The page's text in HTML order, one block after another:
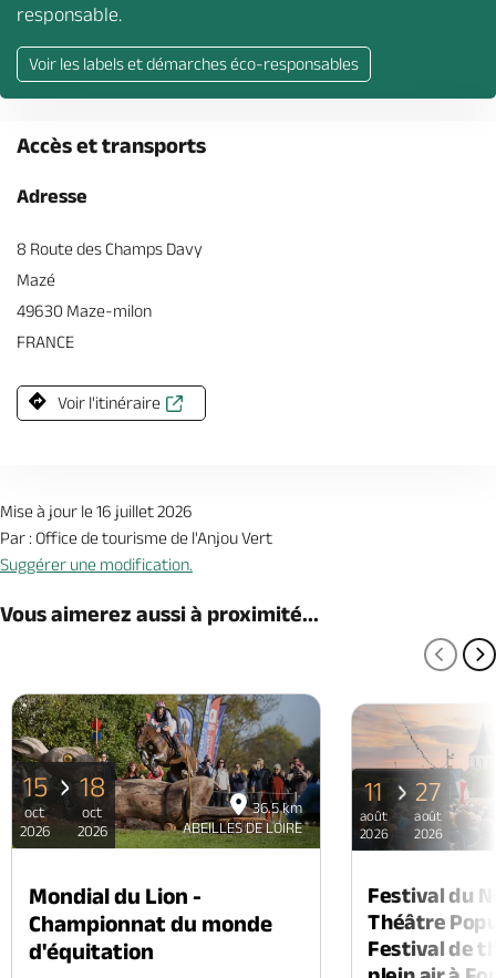
responsable.
Voir les labels et démarches éco-responsables
Accès et transports
Adresse
8 Route des Champs Davy
Mazé
49630 Maze-milon
FRANCE
Voir l'itinéraire
Mise à jour le 16 juillet 2026
Par : Office de tourisme de l'Anjou Vert
Suggérer une modification.
Vous aimerez aussi à proximité...
36.5 km
ABEILLES DE LOIRE
15
oct
2026
18
oct
2026
Mondial du Lion -
Championnat du monde
d'équitation
11
août
2026
27
août
2026
Festival du
Théâtre
Festival de